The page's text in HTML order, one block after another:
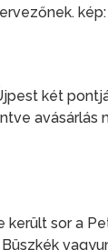
két
sor a